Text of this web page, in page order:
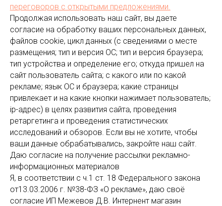
переговоров с открытыми предложениями.
Продолжая использовать наш сайт, вы даете
согласие на обработку ваших персональных данных,
файлов cookie, цикл данных (с сведениями о месте
размещения; тип и версия ОС; тип и версия браузера;
тип устройства и определение его; откуда пришел на
сайт пользователь сайта; с какого или по какой
рекламе; язык ОС и браузера; какие страницы
привлекает и на какие кнопки нажимает пользователь;
ip-адрес) в целях развития сайта, проведения
ретаргетинга и проведения статистических
исследований и обзоров. Если вы не хотите, чтобы
ваши данные обрабатывались, закройте наш сайт.
Даю согласие на получение рассылки рекламно-
информационных материалов
Я, в соответствии с ч.1 ст. 18 Федерального закона
от13.03.2006 г. №38-ФЗ «О рекламе», даю своё
согласие ИП Межевов Д.В. Интернент магазин